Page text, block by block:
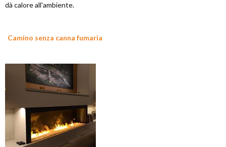
dà calore all'ambiente.
Camino senza canna fumaria